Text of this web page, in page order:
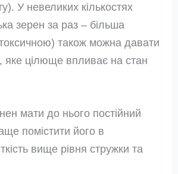
У невеликих кількостях
зерен за раз – більша
токсичною) також можна давати
яке цілюще впливає на стан
мати до нього постійний
помістити його в
вище рівня стружки та